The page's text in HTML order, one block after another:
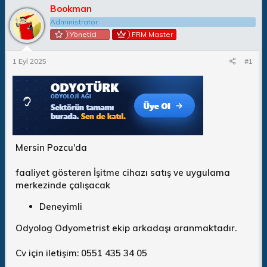
n
b
u
y
u
b
n
ş
l
a
n
g
t
a
r
i
i
Bookman
Administrator
Yönetici
FRM Master
1 Eyl 2025 #1
Mersin Pozcu'da
faaliyet gösteren İşitme cihazı satış ve uygulama
merkezinde çalışacak
Deneyimli
Odyolog Odyometrist ekip arkadaşı aranmaktadır.
Cv için iletişim: 0551 435 34 05